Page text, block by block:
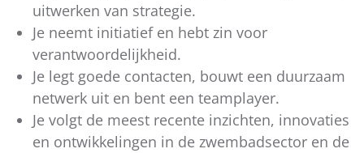
uitwerken van strategie.
Je neemt initiatief en hebt zin voor
verantwoordelijkheid.
Je legt goede contacten, bouwt een duurzaam
netwerk uit en bent een teamplayer.
Je volgt de meest recente inzichten, innovaties
en ontwikkelingen in de zwembadsector en de